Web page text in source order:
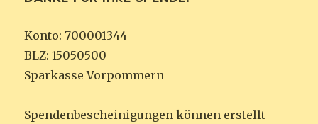
Konto: 700001344
BLZ: 15050500
Sparkasse Vorpommern
Spendenbescheinigungen können erstellt